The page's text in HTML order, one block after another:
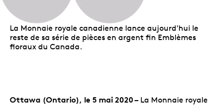
La Monnaie royale canadienne lance aujourd'hui le
reste de sa série de pièces en argent fin Emblèmes
floraux du Canada.
Ottawa (Ontario), le 5 mai 2020 – La Monnaie royale